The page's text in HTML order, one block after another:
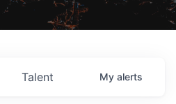
Talent My alerts